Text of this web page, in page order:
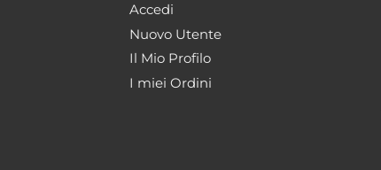
Accedi
Nuovo Utente
Il Mio Profilo
I miei Ordini